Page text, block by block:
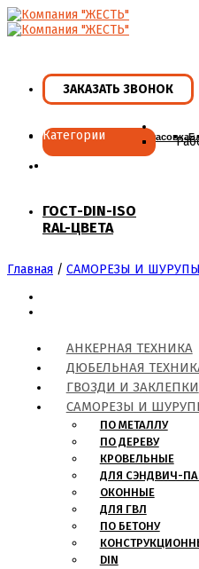
Skip
to
ЗАКАЗАТЬ ЗВОНОК
Главная Ассортимент Фасовка
Категории
ГОСТ-DIN-ISO
RAL-ЦВЕТА
Главная / САМОРЕЗЫ И ШУРУПЫ
АНКЕРНАЯ ТЕХНИКА
ДЮБЕЛЬНАЯ
ГВОЗДИ И ЗАКЛЕПКИ
САМОРЕЗЫ И
ПО МЕТАЛЛУ
ПО ДЕРЕВУ
КРОВЕЛЬНЫЕ
ДЛЯ СЭНДВИЧ-
ОКОННЫЕ
ДЛЯ ГВЛ
ПО БЕТОНУ
DIN